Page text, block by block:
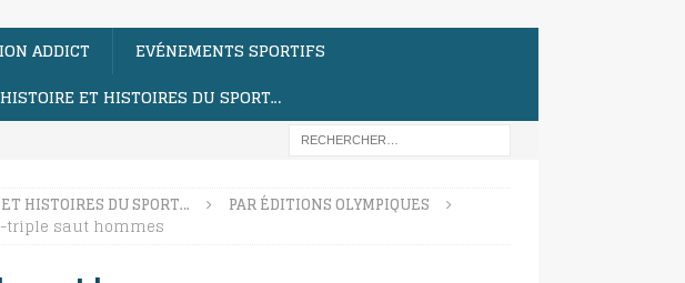
ADDICT
EVÉNEMENTS SPORTIFS
ET HISTOIRES DU SPORT…
HISTOIRES DU SPORT…
PAR ÉDITIONS OLYMPIQUES
triple saut hommes